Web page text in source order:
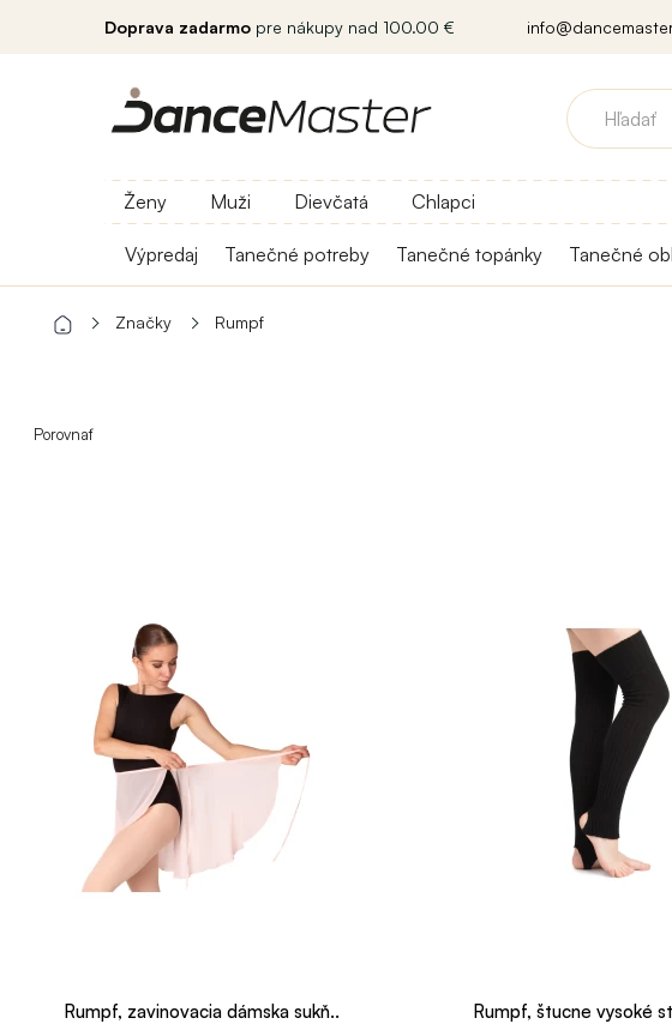
Doprava zadarmo pre nákupy nad 100.00 €
Ženy Muži Dievčatá Chlapci
Výpredaj Tanečné potreby Tanečné topánky Tanečné
Značky Rumpf
Porovnať
Rumpf, zavinovacia dámska sukň.. Rumpf, štucne vysoké